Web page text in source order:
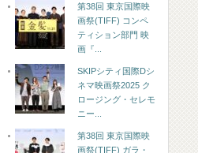
第38回 東京国際映
画祭(TIFF) コンペ
ティション部門 映
画『...
SKIPシティ国際Dシ
ネマ映画祭2025 ク
ロージング・セレモ
ニー...
第38回 東京国際映
画祭(TIFF) ガラ・